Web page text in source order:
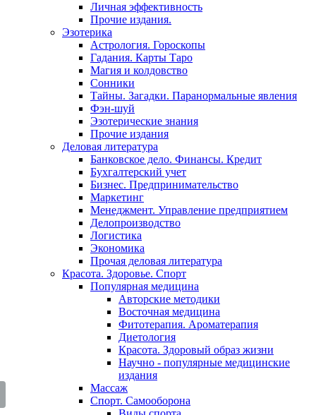
Личная эффективность
Прочие издания.
Эзотерика
Астрология. Гороскопы
Гадания. Карты Таро
Магия и колдовство
Сонники
Тайны. Загадки. Паранормальные явления
Фэн-шуй
Эзотерические знания
Прочие издания
Деловая литература
Банковское дело. Финансы. Кредит
Бухгалтерский учет
Бизнес. Предпринимательство
Маркетинг
Менеджмент. Управление предприятием
Делопроизводство
Логистика
Экономика
Прочая деловая литература
Красота. Здоровье. Спорт
Популярная медицина
Авторские методики
Восточная медицина
Фитотерапия. Ароматерапия
Диетология
Красота. Здоровый образ жизни
Научно - популярные медицинские
издания
Массаж
Спорт. Самооборона